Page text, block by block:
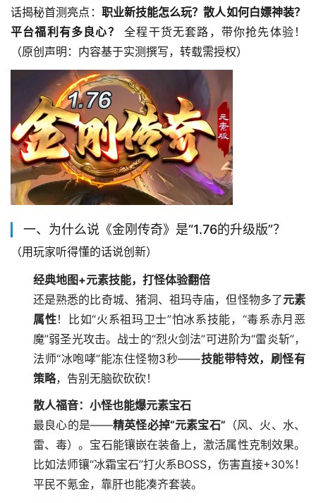
话揭秘首测亮点： 职业新技能怎么玩？散人如何白嫖神装？
平台福利有多良心？
全程干货无套路，带你抢先体验！
（原创声明：内容基于实测撰写，转载需授权）
一、为什么说《金刚传奇》是“1.76的升级版”？
（用玩家听得懂的话说创新）
经典地图+元素技能，打怪体验翻倍
还是熟悉的比奇城、猪洞、祖玛寺庙，但怪物多了元素
属性！比如“火系祖玛卫士”怕冰系技能，“毒系赤月恶
魔”弱圣光攻击。战士的“烈火剑法”可进阶为“雷炎斩”，
法师“冰咆哮”能冻住怪物3秒——技能带特效，刷怪有
策略，告别无脑砍砍砍！
散人福音：小怪也能爆元素宝石
最良心的是——精英怪必掉“元素宝石” （风、火、水、
雷、毒）。宝石能镶嵌在装备上，激活属性克制效果。
比如法师镶“冰霜宝石”打火系BOSS，伤害直接+30%！
平民不氪金，靠肝也能凑齐套装。